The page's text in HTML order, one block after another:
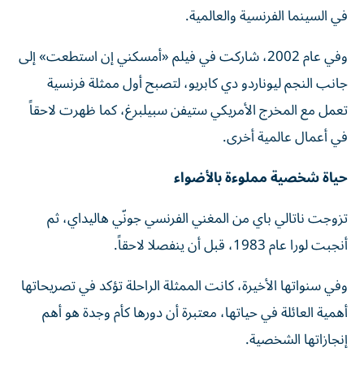
في السينما الفرنسية والعالمية.
وفي عام 2002، شاركت في فيلم «أمسكني إن استطعت» إلى
جانب النجم ليوناردو دي كابريو، لتصبح أول ممثلة فرنسية
تعمل مع المخرج الأمريكي ستيفن سبيلبرغ، كما ظهرت لاحقاً
في أعمال عالمية أخرى.
حياة شخصية مملوءة بالأضواء
تزوجت ناتالي باي من المغني الفرنسي جونّي هاليداي، ثم
أنجبت لورا عام 1983، قبل أن ينفصلا لاحقاً.
وفي سنواتها الأخيرة، كانت الممثلة الراحلة تؤكد في تصريحاتها
أهمية العائلة في حياتها، معتبرة أن دورها كأم وجدة هو أهم
إنجازاتها الشخصية.